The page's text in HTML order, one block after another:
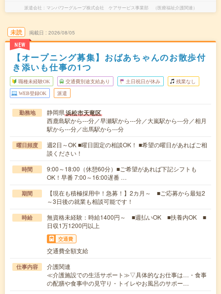
派遣会社 マンパワーグループ株式会社 ケアサービス事業部 （医療福祉介護関連）
未読
NEW
掲載日 2026/08/05
【オープニング募集】おばあちゃんのお散歩付
き添いも仕事の1つ
職種未経験OK 交通費別途支給あり 土日祝日が休み 残業なし
WEB登録OK 派遣
勤務地 静岡県浜松市天竜区
西鹿島駅から---分／早瀬駅から---分／大嵐駅から---分／相月
駅から---分／出馬駅から---分
曜日頻度
週2日～OK ■曜日固定の相談OK！ ■希望の曜日があればご相
談ください！
時間
9:00～18:00（休憩60分）■ご希望があれば下記シフトも
OK！早番 7:00～16:00遅番 …
期間
【現在も積極採用中！急募！】2カ月～ ■ご応募から最短2
～3日後の就業も相談可能です！
時給
無資格未経験：時給1400円～ ■週払いOK ■扶養内OK ■
日収1万1200円以上
交通費
交通費全額支給
仕事内容
介護関連
≪介護施設での生活サポート≫▽具体的なお仕事は…・食事
の配膳や食事中の見守り・トイレやお風呂のサポー…